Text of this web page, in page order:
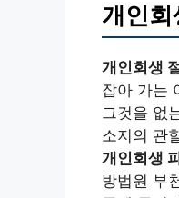
개인회
개인회생
잡아 가는
그것을 없
소지의 관
개인회생
방법원 부